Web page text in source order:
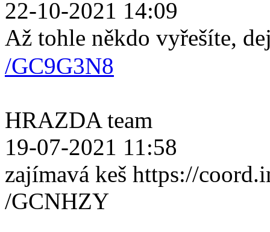
22-10-2021 14:09
Až tohle někdo vyřešíte,
/GC9G3N8
HRAZDA team
19-07-2021 11:58
zajímavá keš https://
/GCNHZY